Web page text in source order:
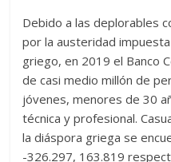
Debido a las deplorables
por la austeridad
griego, en 2019 el Banco
de casi medio millón de
jóvenes, menores de 30
técnica y profesional.
la diáspora griega se
-326.297, 163.819